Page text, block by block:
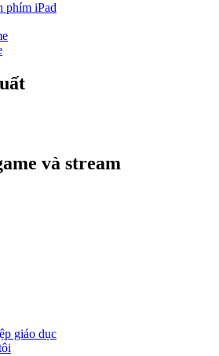
phím iPad
và stream
giáo dục